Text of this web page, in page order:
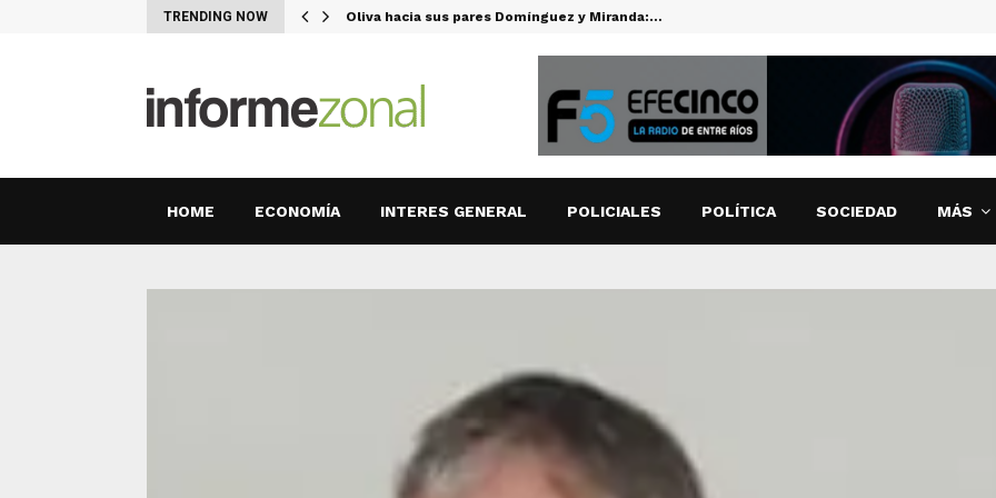
TRENDING NOW Oliva hacia sus pares Domínguez y Miranda:…
HOME ECONOMÍA INTERES GENERAL POLICIALES POLÍTICA SOCIEDAD MÁS